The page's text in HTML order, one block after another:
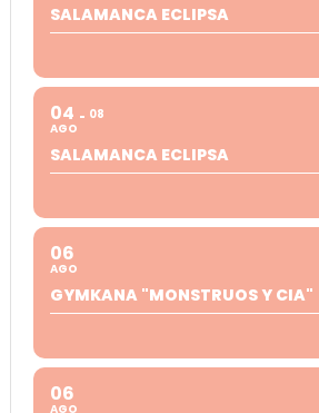
SALAMANCA ECLIPSA
04
AGO
08
SALAMANCA ECLIPSA
06
AGO
GYMKANA "MONSTRUOS Y CIA"
06
AGO